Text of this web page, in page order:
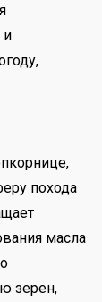
и
похода
масла
зерен,